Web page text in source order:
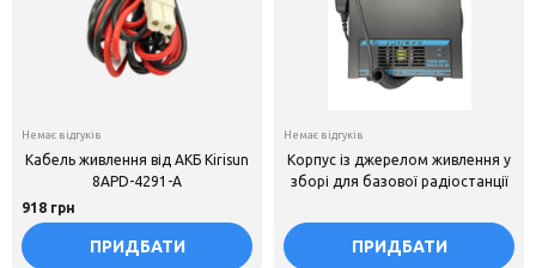
Кабель живлення від АКБ Kirisun
8APD-4291-A
Немає відгуків
918 грн
ПРИДБАТИ
Корпус із джерелом живлення у
зборі для базової радіостанції
Немає відгуків
ПРИДБАТИ